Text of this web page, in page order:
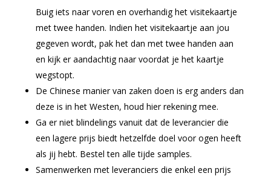
Buig iets naar voren en overhandig het visitekaartje
met twee handen. Indien het visitekaartje aan jou
gegeven wordt, pak het dan met twee handen aan
en kijk er aandachtig naar voordat je het kaartje
wegstopt.
De Chinese manier van zaken doen is erg anders dan
deze is in het Westen, houd hier rekening mee.
Ga er niet blindelings vanuit dat de leverancier die
een lagere prijs biedt hetzelfde doel voor ogen heeft
als jij hebt. Bestel ten alle tijde samples.
Samenwerken met leveranciers die enkel een prijs